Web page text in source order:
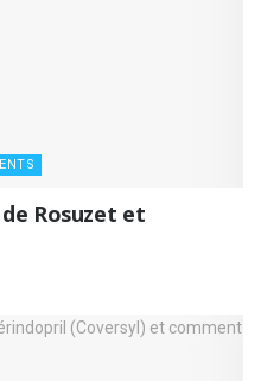
Rosuzet et